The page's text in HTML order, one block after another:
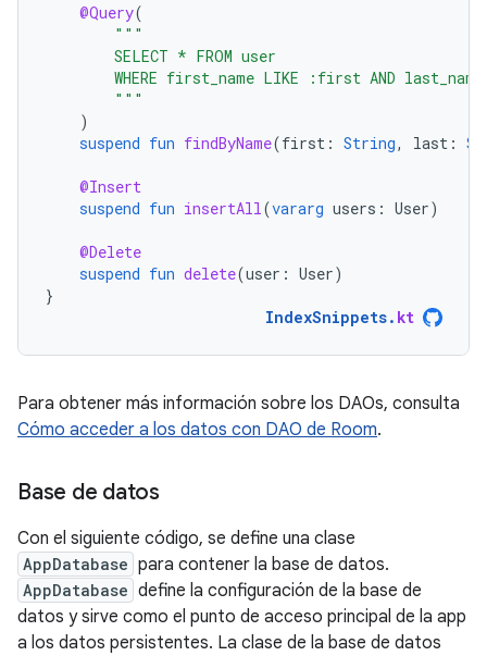
@Query(
"""
        SELECT * FROM user
WHERE first_name LIKE :first AND
        """
)
suspend fun findByName(first : String, last :
@Insert
suspend fun insertAll (vararg users : User)
@Delete
suspend fun delete(user : User)
}
IndexSnippets. kt
Para obtener más información sobre los DAOs, consulta
Cómo acceder a los datos con DAO de Room.
Base de datos
Con el siguiente código, se define una clase
AppDatabase para contener la base de datos.
AppDatabase define la configuración de la base de
datos y sirve como el punto de acceso principal de la app
a los datos persistentes. La clase de la base de datos